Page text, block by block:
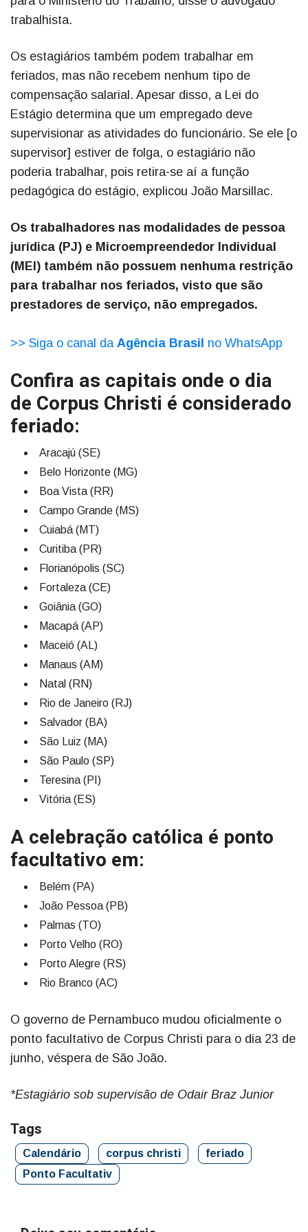
trabalhista.
Os estagiários também podem trabalhar em
feriados, mas não recebem nenhum tipo de
compensação salarial. Apesar disso, a Lei do
Estágio determina que um empregado deve
supervisionar as atividades do funcionário. Se ele [o
supervisor] estiver de folga, o estagiário não
poderia trabalhar, pois retira-se aí a função
pedagógica do estágio, explicou João Marsillac.
Os trabalhadores nas modalidades de pessoa
jurídica (PJ) e Microempreendedor Individual
(MEI) também não possuem nenhuma restrição
para trabalhar nos feriados, visto que são
prestadores de serviço, não empregados.
>> Siga o canal da Agência Brasil no WhatsApp
Confira as capitais onde o dia
de Corpus Christi é considerado
feriado:
Aracajú (SE)
Belo Horizonte (MG)
Boa Vista (RR)
Campo Grande (MS)
Cuiabá (MT)
Curitiba (PR)
Florianópolis (SC)
Fortaleza (CE)
Goiânia (GO)
Macapá (AP)
Maceió (AL)
Manaus (AM)
Natal (RN)
Rio de Janeiro (RJ)
Salvador (BA)
São Luiz (MA)
São Paulo (SP)
Teresina (PI)
Vitória (ES)
A celebração católica é ponto
facultativo em:
Belém (PA)
João Pessoa (PB)
Palmas (TO)
Porto Velho (RO)
Porto Alegre (RS)
Rio Branco (AC)
O governo de Pernambuco mudou oficialmente o
ponto facultativo de Corpus Christi para o dia 23 de
junho, véspera de São João.
*Estagiário sob supervisão de Odair Braz Junior
Tags
Calendário corpus christi
feriado
Ponto Facultativ